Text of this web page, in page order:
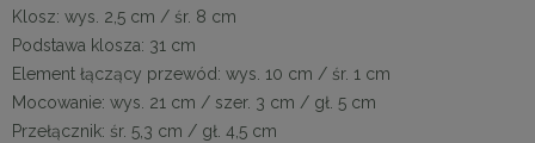
Klosz: wys. 2,5 cm / śr. 8 cm
Podstawa klosza: 31 cm
Element łączący przewód: wys. 10 cm / śr. 1 cm
Mocowanie: wys. 21 cm / szer. 3 cm / gł. 5 cm
Przełącznik: śr. 5,3 cm / gł. 4,5 cm